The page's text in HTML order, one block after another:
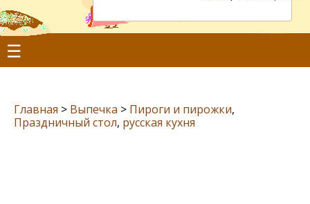
☰
Главная > Выпечка > Пироги и пирожки,
Праздничный стол, русская кухня